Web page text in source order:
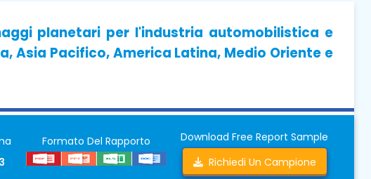
planetari per l'industria automobilistica e
Asia Pacifico, America Latina, Medio Oriente e
Formato Del Rapporto
Download Free Report Sample
Richiedi Un Campione